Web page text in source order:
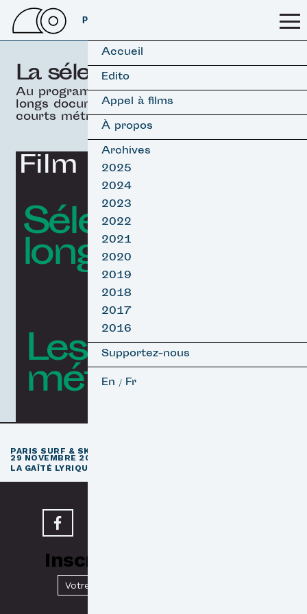
PSSFF 2026
Accueil
Edito
Appel à films
À propos
Archives
2025
2024
2023
2022
2021
2020
2019
2018
2017
2016
Supportez-nous
En / Fr
La sélection officielle
Au programme, 19 films
longs documentaires &
courts métrages.
Film d'ouverture
Sélection
longs Surf
Les courts
métrages
PARIS SURF & SKATEBOARD FILM FESTIVAL
29 NOVEMBRE 2026
LA GAÎTÉ LYRIQUE · PARIS 3
Inscrivez-vous à notre